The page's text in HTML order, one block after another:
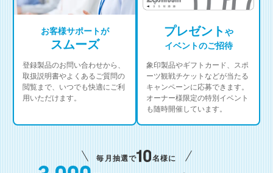
お客様サポートが
スムーズ
登録製品のお問い合わせから、
取扱説明書やよくあるご質問の
閲覧まで、いつでも快適にご利
用いただけます。
プレゼントや
イベントのご招待
象印製品やギフトカード、スポ
ーツ観戦チケットなどが当たる
キャンペーンに応募できます。
オーナー様限定の特別イベント
も随時開催しています。
毎月抽選で 名様に